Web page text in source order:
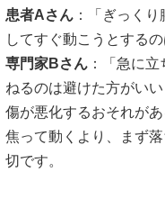
患者Aさん ：「ぎっく
してすぐ動こうとするの
専門家Bさん ：「急に
ねるのは避けた方がい
傷が悪化するおそれがあ
焦って動くより、まず
切です。